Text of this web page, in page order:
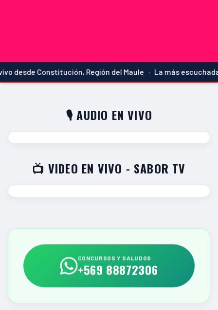
desde Constitución, Región del Maule · La más escuchada
🎙️ AUDIO EN VIVO
📺 VIDEO EN VIVO - SABOR TV
CONCURSOS Y SALUDOS
+569 88872306